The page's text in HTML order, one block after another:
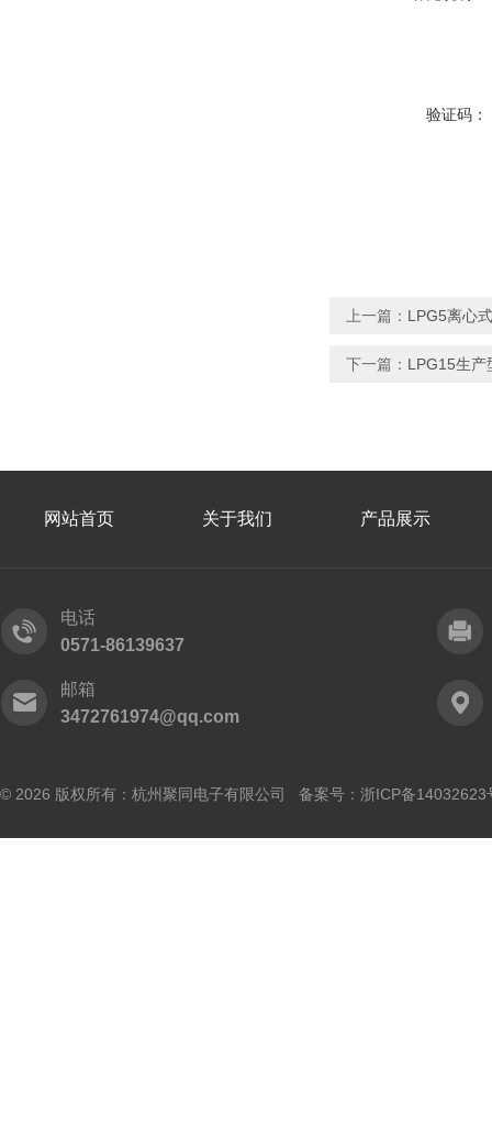
验证码：
上一篇： LPG5离心
下一篇： LPG15生产
网站首页 关于我们 产品展示
电话
0571-86139637
邮箱
3472761974@qq.com
© 2026 版权所有：杭州聚同电子有限公司 备案号： 浙ICP备14032623